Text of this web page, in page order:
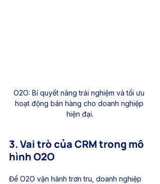
O2O: Bí quyết nâng trải nghiệm và tối ưu
hoạt động bán hàng cho doanh nghiệp
hiện đại.
3. Vai trò của CRM trong mô
hình O2O
Để O2O vận hành trơn tru, doanh nghiệp